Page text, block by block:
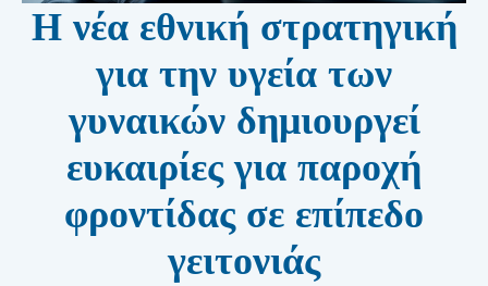
Η νέα εθνική στρατηγική
για την υγεία των
γυναικών δημιουργεί
ευκαιρίες για παροχή
φροντίδας σε επίπεδο
γειτονιάς